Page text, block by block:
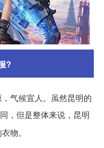
?
气候宜人。虽然昆明的
，但是整体来说，昆明
物。